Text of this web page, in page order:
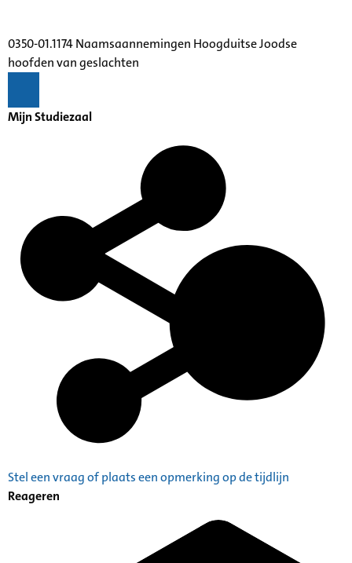
0350-01.1174 Naamsaannemingen Hoogduitse Joodse
hoofden van geslachten
Mijn Studiezaal
Stel een vraag of plaats een opmerking op de tijdlijn
Reageren